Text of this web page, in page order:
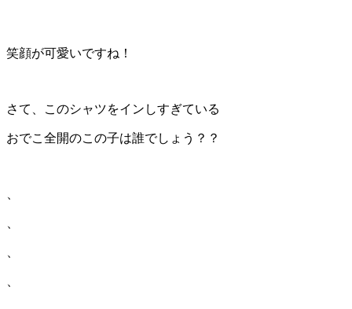
笑顔が可愛いですね！
さて、このシャツをインしすぎている
おでこ全開のこの子は誰でしょう？？